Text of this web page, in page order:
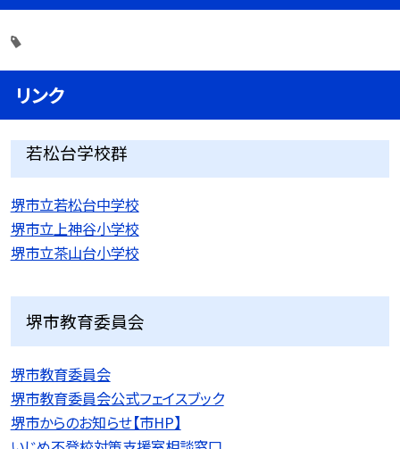
リンク
若松台学校群
堺市立若松台中学校
堺市立上神谷小学校
堺市立茶山台小学校
堺市教育委員会
堺市教育委員会
堺市教育委員会公式フェイスブック
堺市からのお知らせ【市HP】